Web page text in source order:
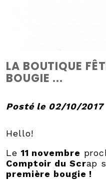
LA BOUTIQUE
BOUGIE ...
Posté le 02/10/2017
Hello!
Le 11 novembre
Comptoir du Scrap
première bougie !